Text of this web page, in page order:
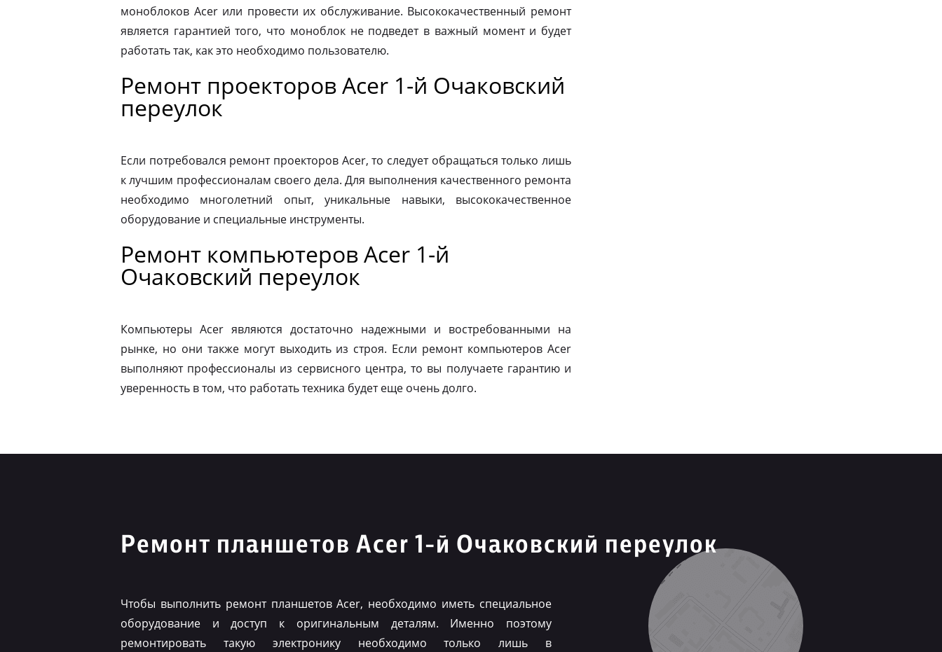
моноблоков Acer или провести их обслуживание. Высококачественный ремонт
является гарантией того, что моноблок не подведет в важный момент и будет
работать так, как это необходимо пользователю.
Ремонт проекторов Acer 1-й Очаковский
переулок
Если потребовался ремонт проекторов Acer, то следует обращаться только лишь
к лучшим профессионалам своего дела. Для выполнения качественного ремонта
необходимо многолетний опыт, уникальные навыки, высококачественное
оборудование и специальные инструменты.
Ремонт компьютеров Acer 1-й
Очаковский переулок
Компьютеры Acer являются достаточно надежными и востребованными на
рынке, но они также могут выходить из строя. Если ремонт компьютеров Acer
выполняют профессионалы из сервисного центра, то вы получаете гарантию и
уверенность в том, что работать техника будет еще очень долго.
Ремонт планшетов Acer 1-й Очаковский переулок
Чтобы выполнить ремонт планшетов Acer, необходимо иметь специальное
оборудование и доступ к оригинальным деталям. Именно поэтому
ремонтировать такую электронику необходимо только лишь в